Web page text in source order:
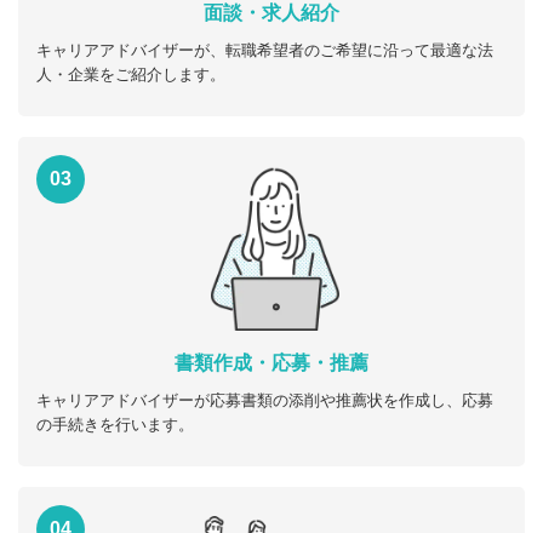
面談・求人紹介
キャリアアドバイザーが、転職希望者のご希望に沿って最適な法
人・企業をご紹介します。
03
書類作成・応募・推薦
キャリアアドバイザーが応募書類の添削や推薦状を作成し、応募
の手続きを行います。
04